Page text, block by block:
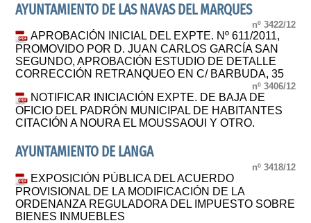
AYUNTAMIENTO DE LAS NAVAS DEL MARQUES
nº 3422/12
APROBACIÓN INICIAL DEL EXPTE. Nº 611/2011,
PROMOVIDO POR D. JUAN CARLOS GARCÍA SAN
SEGUNDO, APROBACIÓN ESTUDIO DE DETALLE
CORRECCIÓN RETRANQUEO EN C/ BARBUDA, 35
nº 3406/12
NOTIFICAR INICIACIÓN EXPTE. DE BAJA DE
OFICIO DEL PADRÓN MUNICIPAL DE HABITANTES
CITACIÓN A NOURA EL MOUSSAOUI Y OTRO.
AYUNTAMIENTO DE LANGA
nº 3418/12
EXPOSICIÓN PÚBLICA DEL ACUERDO
PROVISIONAL DE LA MODIFICACIÓN DE LA
ORDENANZA REGULADORA DEL IMPUESTO SOBRE
BIENES INMUEBLES